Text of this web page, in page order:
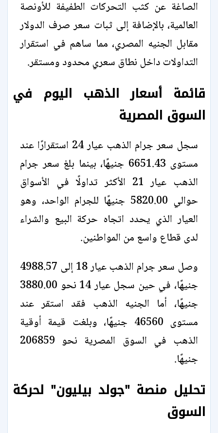
الصاغة عن كثب التحركات الطفيفة للأونصة
العالمية، بالإضافة إلى ثبات سعر صرف الدولار
مقابل الجنيه المصري، مما ساهم في استقرار
التداولات داخل نطاق سعري محدود ومستقر.
قائمة أسعار الذهب اليوم في
السوق المصرية
سجل سعر جرام الذهب عيار 24 استقرارًا عند
مستوى 6651.43 جنيهًا، بينما بلغ سعر جرام
الذهب عيار 21 الأكثر تداولًا في الأسواق
حوالي 5820.00 جنيهًا للجرام الواحد، وهو
العيار الذي يحدد اتجاه حركة البيع والشراء
لدى قطاع واسع من المواطنين.
وصل سعر جرام الذهب عيار 18 إلى 4988.57
جنيهًا، في حين سجل عيار 14 نحو 3880.00
جنيهًا، أما الجنيه الذهب فقد استقر عند
مستوى 46560 جنيهًا، وبلغت قيمة أوقية
الذهب في السوق المصرية نحو 206859
جنيهًا.
تحليل منصة "جولد بيليون" لحركة
السوق